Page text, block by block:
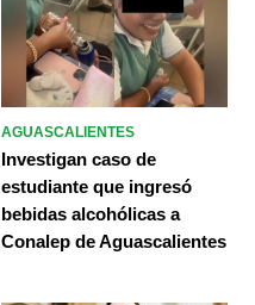
AGUASCALIENTES
Investigan caso de
estudiante que ingresó
bebidas alcohólicas a
Conalep de Aguascalientes